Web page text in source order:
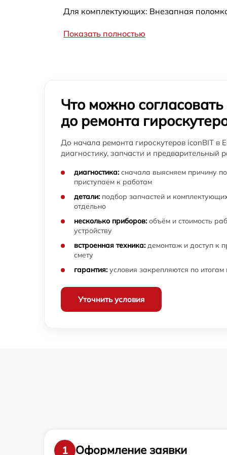
Для комплектующих: Внезапная
Показать полностью
Что можно согласовать
до ремонта
До начала ремонта гироскутеров iconBIT в
диагностику, запчасти и предварительный
диагностика: сначала выясняем причину
приступаем к работам
детали: подбор запчастей и
отдельно
несколько приборов: объём и стоимость
устройству
встроенная техника: демонтаж и доступ к
смету
гарантия: условия закрепляются по
Уточнить условия
1 Оформление заявки